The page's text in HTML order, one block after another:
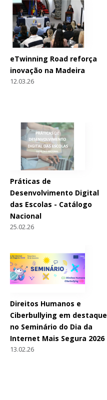
eTwinning Road reforça
inovação na Madeira
12.03.26
Práticas de
Desenvolvimento Digital
das Escolas - Catálogo
Nacional
25.02.26
Direitos Humanos e
Ciberbullying em destaque
no Seminário do Dia da
Internet Mais Segura 2026
13.02.26